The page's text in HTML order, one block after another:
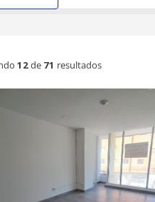
12de 71 resultados